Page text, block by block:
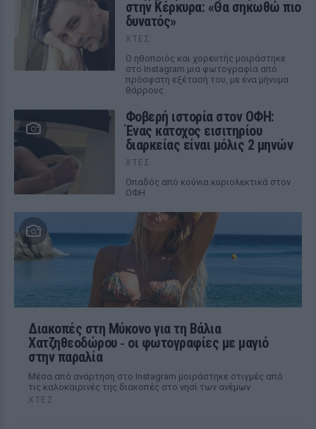
στην Κέρκυρα: «Θα σηκωθώ πιο
δυνατός»
ΧΤΕΣ
Ο ηθοποιός και χορευτής μοιράστηκε
στο Instagram μια φωτογραφία από
πρόσφατη εξέτασή του, με ένα μήνυμα
θάρρους
Φοβερή ιστορία στον ΟΦΗ:
Ένας κάτοχος εισιτηρίου
διαρκείας είναι μόλις 2 μηνών
ΧΤΕΣ
Οπαδός από κούνια κυριολεκτικά στον
ΟΦΗ
Διακοπές στη Μύκονο για τη Βάλια
Χατζηθεοδώρου ‑ οι φωτογραφίες με μαγιό
στην παραλία
Μέσα από ανάρτηση στο Instagram μοιράστηκε στιγμές από
τις καλοκαιρινές της διακοπές στο νησί των ανέμων
ΧΤΕΣ